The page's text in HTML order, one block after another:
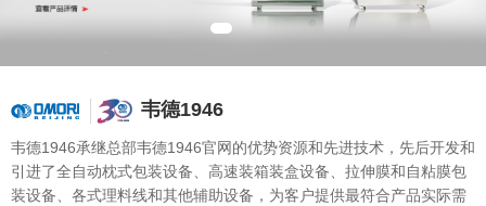
韦德1946
韦德1946承继总部韦德1946官网的优势资源和先进技术，先后开发和
引进了全自动枕式包装设备、高速装箱装盒设备、拉伸膜和自粘膜包
装设备、各式理料线和其他辅助设备，为客户提供最符合产品实际需